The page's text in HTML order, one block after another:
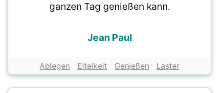
ganzen Tag genießen kann.
Jean Paul
Ablegen Eitelkeit Genießen Laster